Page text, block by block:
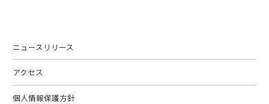
ニュースリリース
アクセス
個人情報保護方針